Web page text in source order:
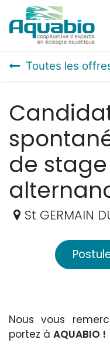
Se rendre au contenu
Toutes les
de
St GERMAIN
Nous vous
portez à AQUABIO !